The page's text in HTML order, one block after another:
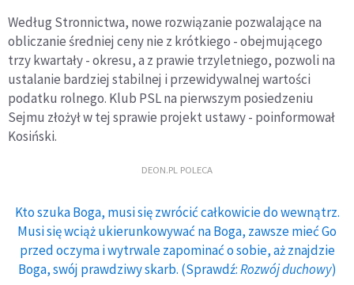
Według Stronnictwa, nowe rozwiązanie pozwalające na
obliczanie średniej ceny nie z krótkiego - obejmującego
trzy kwartały - okresu, a z prawie trzyletniego, pozwoli na
ustalanie bardziej stabilnej i przewidywalnej wartości
podatku rolnego. Klub PSL na pierwszym posiedzeniu
Sejmu złożył w tej sprawie projekt ustawy - poinformował
Kosiński.
DEON.PL POLECA
Kto szuka Boga, musi się zwrócić całkowicie do wewnątrz.
Musi się wciąż ukierunkowywać na Boga, zawsze mieć Go
przed oczyma i wytrwale zapominać o sobie, aż znajdzie
Boga, swój prawdziwy skarb. (Sprawdź:Rozwój duchowy)